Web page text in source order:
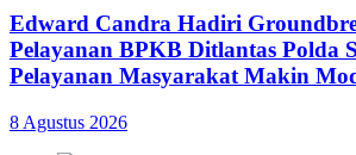
Edward Candra Hadiri
Pelayanan BPKB Ditlantas Polda
Pelayanan Masyarakat Makin
8 Agustus 2026